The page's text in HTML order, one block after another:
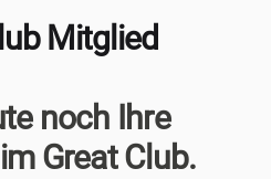
Mitglied
noch Ihre
Great Club.